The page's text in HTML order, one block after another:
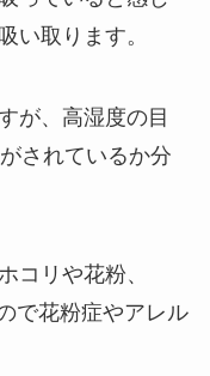
い取ります。
が、高湿度の目
されているか分
コリや花粉、
で花粉症やアレル